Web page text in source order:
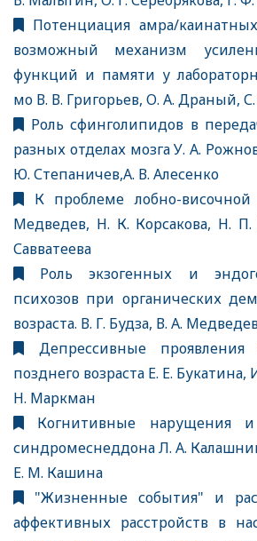
Потенциация амра/
возможный механизм
функций и памяти у
мо В. В. Григорьев, О. А. Драный,
Роль сфинголипидов в
разных отделах мозга У. А.
Ю. Степаничев,А. В. Алесенко
К проблеме лобно-
Медведев, Н. К. Корсакова, Н.
Савватеева
Роль экзогенных и
психозов при органических
возраста. В. Г. Будза, В. А.
Депрессивные
позднего возраста Е. Е. Букатина,
Н. Маркман
Когнитивные нарущения
синдромеснеддона Л. А.
Е. М. Кашина
"Жизненные события" и
аффективных расстройств в